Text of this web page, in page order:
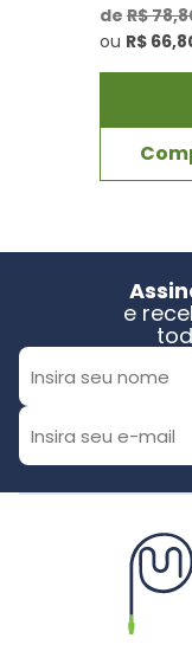
de R$
ou R$
e